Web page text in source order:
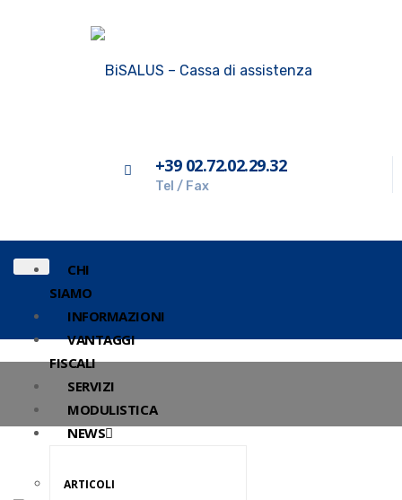
+39 02.72.02.29.32
Tel / Fax
CHI
SIAMO
INFORMAZIONI
VANTAGGI
FISCALI
SERVIZI
MODULISTICA
NEWS
ARTICOLI